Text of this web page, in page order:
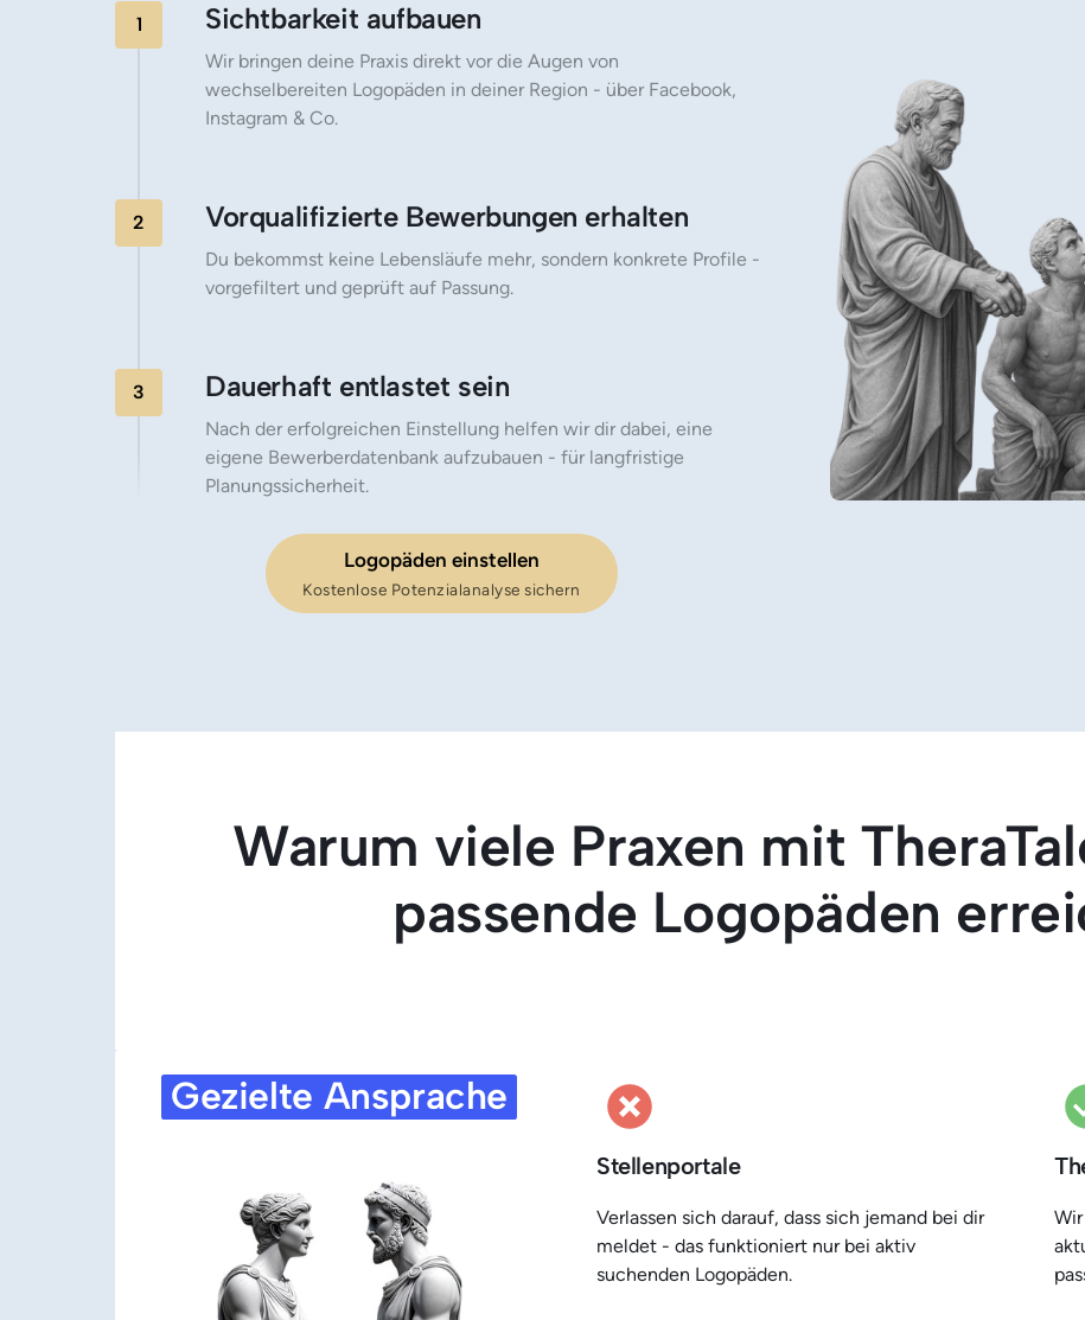
1 Sichtbarkeit aufbauen
Wir bringen deine Praxis direkt vor die Augen von
wechselbereiten Logopäden in deiner Region - über Facebook,
Instagram & Co.
2 Vorqualifizierte Bewerbungen erhalten
Du bekommst keine Lebensläufe mehr, sondern konkrete Profile -
vorgefiltert und geprüft auf Passung.
3 Dauerhaft entlastet sein
Nach der erfolgreichen Einstellung helfen wir dir dabei, eine
eigene Bewerberdatenbank aufzubauen - für langfristige
Planungssicherheit.
Logopäden einstellen
Kostenlose Potenzialanalyse sichern
Warum viele Praxen mit
passende Logopäden
Gezielte Ansprache
Stellenportale
Verlassen sich darauf, dass sich jemand bei dir
meldet - das funktioniert nur bei aktiv
suchenden Logopäden.